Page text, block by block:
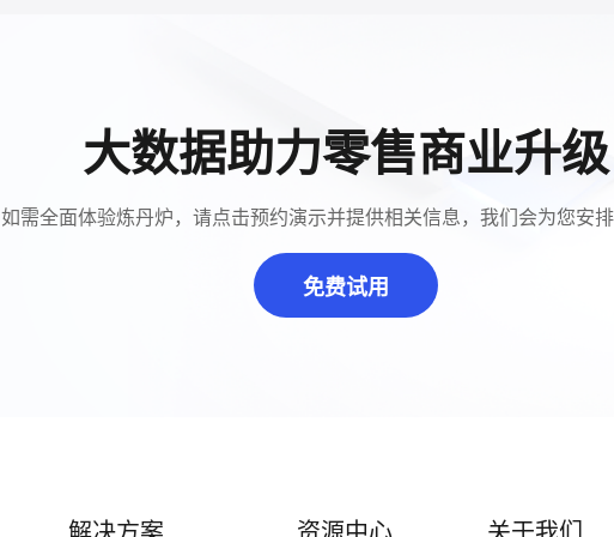
大数据助力零售商业升级
如需全面体验炼丹炉，请点击预约演示并提供相关信息，我们会为您安
免费试用